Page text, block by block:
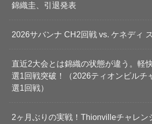
錦織圭、引退発表
2026サバンナ CH2回戦 vs. ケネディ
直近2大会とは錦織の状態が違う。軽
選1回戦突破！（2026ティオンビルチ
選1回戦）
2ヶ月ぶりの実戦！Thionvilleチャレン